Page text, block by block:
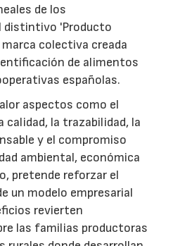
de los
distintivo 'Producto
colectiva creada
de alimentos
españolas.
aspectos como el
calidad, la trazabilidad, la
y el compromiso
ambiental, económica
pretende reforzar el
un modelo empresarial
revierten
las familias productoras